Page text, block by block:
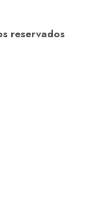
reservados